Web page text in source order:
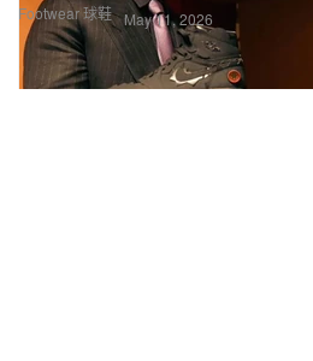
Footwear 球鞋 May 11, 2026